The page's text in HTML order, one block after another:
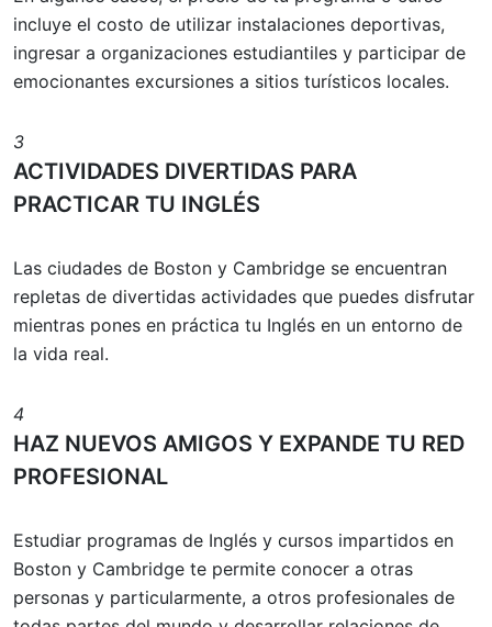
incluye el costo de utilizar instalaciones deportivas,
ingresar a organizaciones estudiantiles y participar de
emocionantes excursiones a sitios turísticos locales.
3
ACTIVIDADES DIVERTIDAS PARA
PRACTICAR TU INGLÉS
Las ciudades de Boston y Cambridge se encuentran
repletas de divertidas actividades que puedes disfrutar
mientras pones en práctica tu Inglés en un entorno de
la vida real.
4
HAZ NUEVOS AMIGOS Y EXPANDE TU RED
PROFESIONAL
Estudiar programas de Inglés y cursos impartidos en
Boston y Cambridge te permite conocer a otras
personas y particularmente, a otros profesionales de